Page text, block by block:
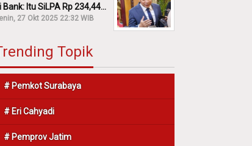
Bank: Itu SiLPA Rp 234,44
27 Okt 2025 22:32 WIB
Topik
# Pemkot Surabaya
# Eri Cahyadi
# Pemprov Jatim